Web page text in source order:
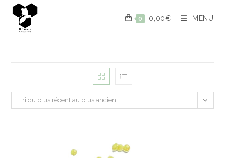
0 0,00€ MENU
Tri du plus récent au plus ancien